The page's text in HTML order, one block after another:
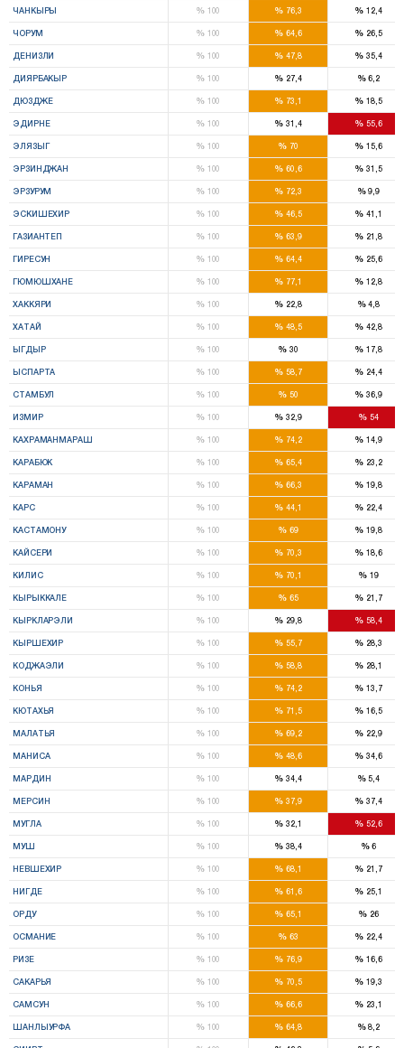
ЧАНКЫРЫ %100 % 76,3 % 12,4
ЧОРУМ %100 % 64,6 % 26,5
ДЕНИЗЛИ %100 % 47,8 % 35,4
ДИЯРБАКЫР %100 % 27,4 %6,2
ДЮЗДЖЕ %100 % 73,1 % 18,5
ЭДИРНЕ %100 % 31,4 % 55,6
ЭЛЯЗЫГ %100 % 70 % 15,6
ЭРЗИНДЖАН %100 % 60,6 % 31,5
ЭРЗУРУМ %100 % 72,3 %9,9
ЭСКИШЕХИР %100 % 46,5 % 41,1
ГАЗИАНТЕП %100 % 63,9 % 21,8
ГИРЕСУН %100 % 64,4 % 25,6
ГЮМЮШХАНЕ %100 % 77,1 % 12,8
ХАККЯРИ %100 % 22,8 %4,8
ХАТАЙ %100 % 48,5 % 42,8
ЫГДЫР %100 % 30 % 17,8
ЫСПАРТА %100 % 58,7 % 24,4
СТАМБУЛ %100 % 50 % 36,9
ИЗМИР %100 % 32,9 %54
КАХРАМАНМАРАШ %100 % 74,2 % 14,9
КАРАБЮК %100 % 65,4 % 23,2
КАРАМАН %100 % 66,3 % 19,8
КАРС %100 % 44,1 % 22,4
КАСТАМОНУ %100 % 69 % 19,8
КАЙСЕРИ %100 % 70,3 % 18,6
КИЛИС %100 % 70,1 %19
КЫРЫККАЛЕ %100 % 65 % 21,7
КЫРКЛАРЭЛИ %100 % 29,8 % 58,4
КЫРШЕХИР %100 % 55,7 % 28,3
КОДЖАЭЛИ %100 % 58,8 % 28,1
КОНЬЯ %100 % 74,2 % 13,7
КЮТАХЬЯ %100 % 71,5 % 16,5
МАЛАТЬЯ %100 % 69,2 % 22,9
МАНИСА %100 % 48,6 % 34,6
МАРДИН %100 % 34,4 %5,4
МЕРСИН %100 % 37,9 % 37,4
МУГЛА %100 % 32,1 % 52,6
МУШ %100 % 38,4 %6
НЕВШЕХИР %100 % 68,1 % 21,7
НИГДЕ %100 % 61,6 % 25,1
ОРДУ %100 % 65,1 %26
ОСМАНИЕ %100 % 63 % 22,4
РИЗЕ %100 % 76,9 % 16,6
САКАРЬЯ %100 % 70,5 % 19,3
САМСУН %100 % 66,6 % 23,1
ШАНЛЫУРФА %100 % 64,8 %8,2